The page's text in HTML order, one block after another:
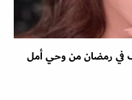
في رمضان من وحي أمل